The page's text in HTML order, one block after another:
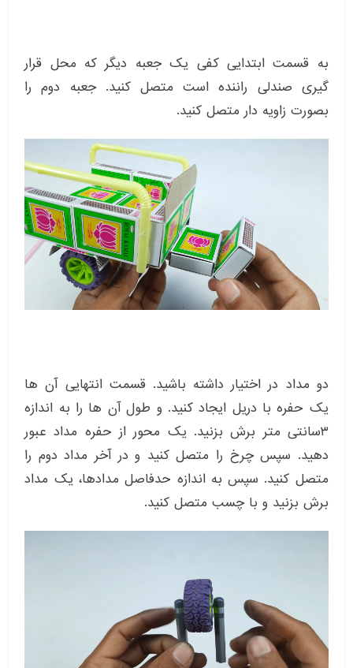
به قسمت ابتدایی کفی یک جعبه دیگر که محل قرار
گیری صندلی راننده است متصل کنید. جعبه دوم را
بصورت زاویه دار متصل کنید.
دو مداد در اختیار داشته باشید. قسمت انتهایی آن ها
یک حفره با دریل ایجاد کنید. و طول آن ها را به اندازه
۳سانتی متر برش بزنید. یک محور از حفره مداد عبور
دهید. سپس چرخ را متصل کنید و در آخر مداد دوم را
متصل کنید. سپس به اندازه حدفاصل مدادها، یک مداد
برش بزنید و با چسب متصل کنید.